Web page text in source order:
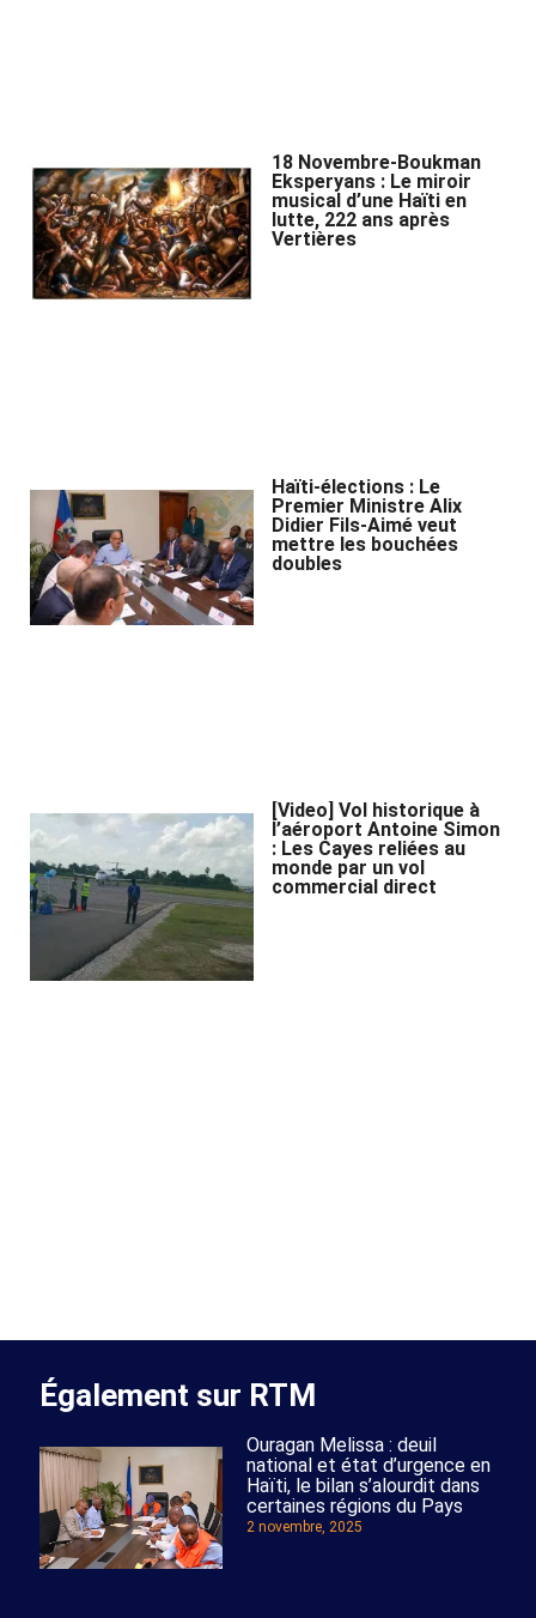
18 Novembre-Boukman
Eksperyans : Le miroir
musical d’une Haïti en
lutte, 222 ans après
Vertières
Haïti-élections : Le
Premier Ministre Alix
Didier Fils-Aimé veut
mettre les bouchées
doubles
[Video] Vol historique à
l’aéroport Antoine Simon
: Les Cayes reliées au
monde par un vol
commercial direct
Également sur RTM
Ouragan Melissa : deuil
national et état d’urgence en
Haïti, le bilan s’alourdit dans
certaines régions du Pays
2 novembre, 2025